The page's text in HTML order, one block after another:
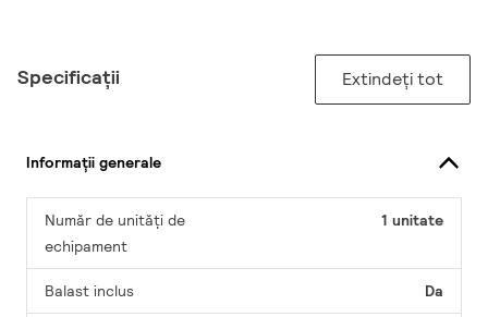
Specificații Extindeți tot
Informații generale
Număr de unități de
echipament
1 unitate
Balast inclus Da